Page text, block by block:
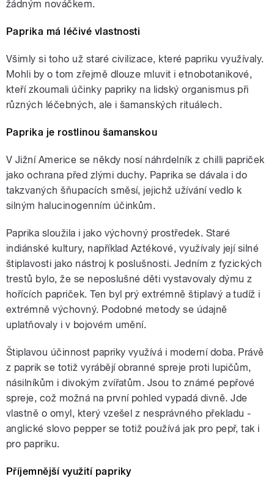
žádným nováčkem.
Paprika má léčivé vlastnosti
Všimly si toho už staré civilizace, které papriku využívaly.
Mohli by o tom zřejmě dlouze mluvit i etnobotanikové,
kteří zkoumali účinky papriky na lidský organismus při
různých léčebných, ale i šamanských rituálech.
Paprika je rostlinou šamanskou
V Jižní Americe se někdy nosí náhrdelník z chilli papriček
jako ochrana před zlými duchy. Paprika se dávala i do
takzvaných šňupacích směsí, jejichž užívání vedlo k
silným halucinogenním účinkům.
Paprika sloužila i jako výchovný prostředek. Staré
indiánské kultury, například Aztékové, využívaly její silné
štiplavosti jako nástroj k poslušnosti. Jedním z fyzických
trestů bylo, že se neposlušné děti vystavovaly dýmu z
hořících papriček. Ten byl prý extrémně štiplavý a tudíž i
extrémně výchovný. Podobné metody se údajně
uplatňovaly i v bojovém umění.
Štiplavou účinnost papriky využívá i moderní doba. Právě
z paprik se totiž vyrábějí obranné spreje proti lupičům,
násilníkům i divokým zvířatům. Jsou to známé pepřové
spreje, což možná na první pohled vypadá divně. Jde
vlastně o omyl, který vzešel z nesprávného překladu -
anglické slovo pepper se totiž používá jak pro pepř, tak i
pro papriku.
Příjemnější využití papriky